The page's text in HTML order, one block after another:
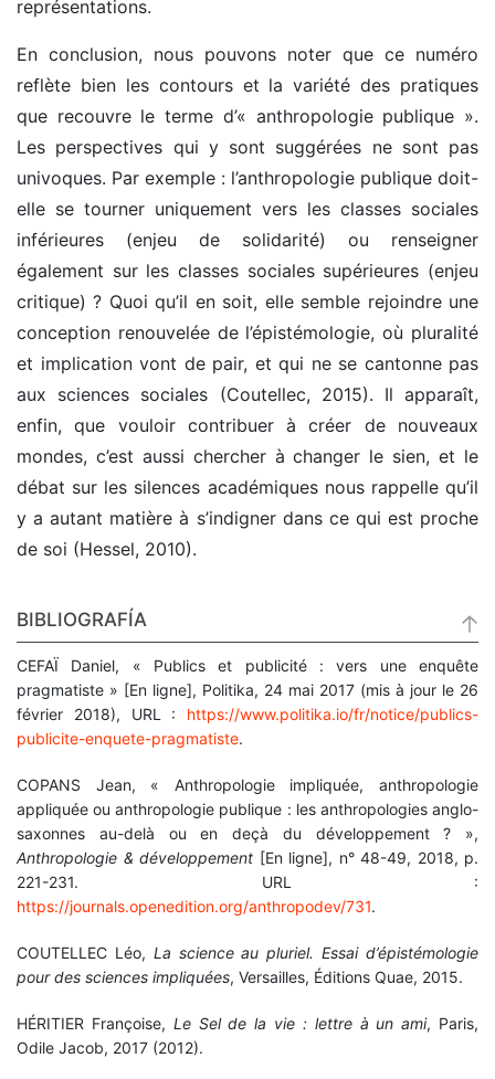
représentations.
En conclusion, nous pouvons noter que ce numéro
reflète bien les contours et la variété des pratiques
que recouvre le terme d’« anthropologie publique ».
Les perspectives qui y sont suggérées ne sont pas
univoques. Par exemple : l’anthropologie publique doit-
elle se tourner uniquement vers les classes sociales
inférieures (enjeu de solidarité) ou renseigner
également sur les classes sociales supérieures (enjeu
critique) ? Quoi qu’il en soit, elle semble rejoindre une
conception renouvelée de l’épistémologie, où pluralité
et implication vont de pair, et qui ne se cantonne pas
aux sciences sociales (Coutellec, 2015). Il apparaît,
enfin, que vouloir contribuer à créer de nouveaux
mondes, c’est aussi chercher à changer le sien, et le
débat sur les silences académiques nous rappelle qu’il
y a autant matière à s’indigner dans ce qui est proche
de soi (Hessel, 2010).
BIBLIOGRAFÍA
CEFAÏ Daniel, « Publics et publicité : vers une enquête
pragmatiste » [En ligne], Politika, 24 mai 2017 (mis à jour le 26
février 2018), URL : https://www.politika.io/fr/notice/publics-
publicite-enquete-pragmatiste.
COPANS Jean, « Anthropologie impliquée, anthropologie
appliquée ou anthropologie publique : les anthropologies anglo-
saxonnes au-delà ou en deçà du développement ? »,
Anthropologie & développement [En ligne], n° 48-49, 2018, p.
221-231. URL :
https://journals.openedition.org/anthropodev/731.
COUTELLEC Léo, La science au pluriel. Essai d’épistémologie
pour des sciences impliquées, Versailles, Éditions Quae, 2015.
HÉRITIER Françoise, Le Sel de la vie : lettre à un ami, Paris,
Odile Jacob, 2017 (2012).